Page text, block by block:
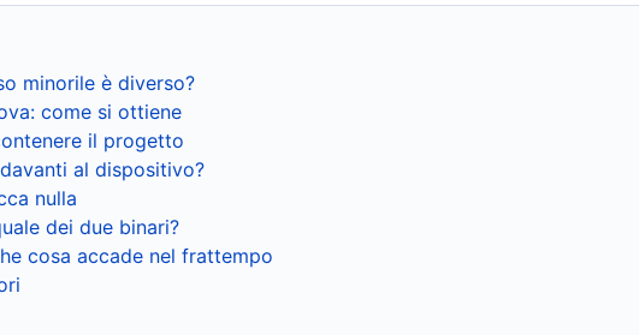
minorile è diverso?
come si ottiene
il progetto
al dispositivo?
nulla
dei due binari?
cosa accade nel frattempo